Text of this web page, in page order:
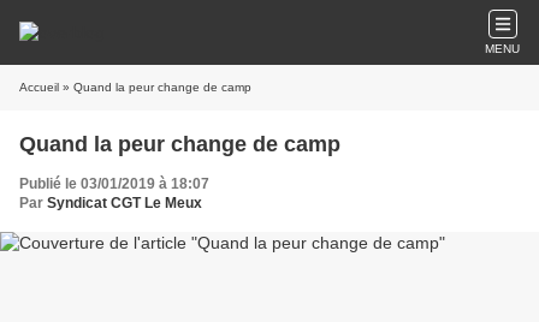
MENU
Accueil » Quand la peur change de camp
Quand la peur change de camp
Publié le 03/01/2019 à 18:07
Par Syndicat CGT Le Meux